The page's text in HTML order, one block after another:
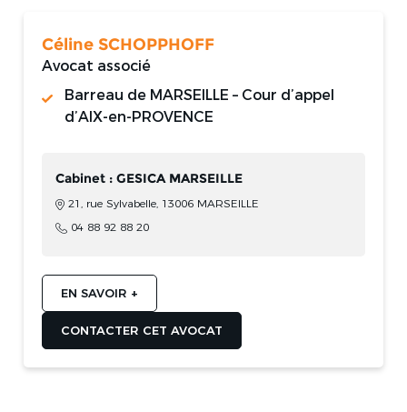
Céline SCHOPPHOFF
Avocat associé
Barreau de MARSEILLE – Cour d’appel
d’AIX-en-PROVENCE
Cabinet : GESICA MARSEILLE
21, rue Sylvabelle, 13006 MARSEILLE
04 88 92 88 20
EN SAVOIR +
CONTACTER CET AVOCAT